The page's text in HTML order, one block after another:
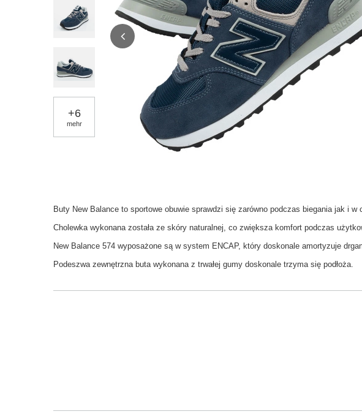
+6
mehr
Buty New Balance to sportowe obuwie sprawdzi się zarówno podczas biegania jak i w
Cholewka wykonana została ze skóry naturalnej, co zwiększa komfort podczas
New Balance 574 wyposażone są w system ENCAP, który doskonale amortyzuje
Podeszwa zewnętrzna buta wykonana z trwałej gumy doskonale trzyma się podłoża.